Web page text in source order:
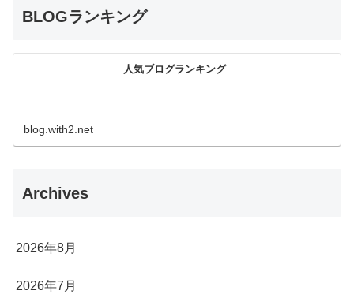
BLOGランキング
人気ブログランキング
blog.with2.net
Archives
2026年8月
2026年7月